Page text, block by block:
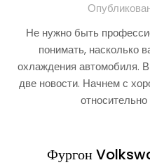
Не нужно быть
понимать, насколько
охлаждения автомобиля. В
две новости. Начнем с
Фургон